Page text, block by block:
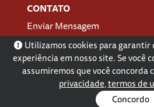
CONTATO
Enviar Mensagem
Localização
Utilizamos cookies para garantir
experiência em nosso site. Se você
assumiremos que você concorda
privacidade,termos de
Concordo